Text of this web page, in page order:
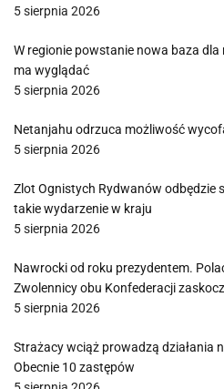
5 sierpnia 2026
W regionie powstanie nowa baza
ma wyglądać
5 sierpnia 2026
Netanjahu odrzuca możliwość
5 sierpnia 2026
Zlot Ognistych Rydwanów odbędzie
takie wydarzenie w kraju
5 sierpnia 2026
Nawrocki od roku prezydentem.
Zwolennicy obu Konfederacji
5 sierpnia 2026
Strażacy wciąż prowadzą działania
Obecnie 10 zastępów